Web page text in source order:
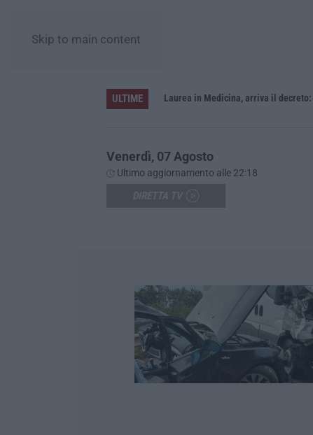
Skip to main content
ULTIME
Sistema bibliotecario vibonese, la dura replica di Soriano e Romeo: «Il fallimento è di chi ha staccato la spina» Laurea in Medicina, arriva il decreto:
Venerdì, 07 Agosto
Ultimo aggiornamento alle 22:18